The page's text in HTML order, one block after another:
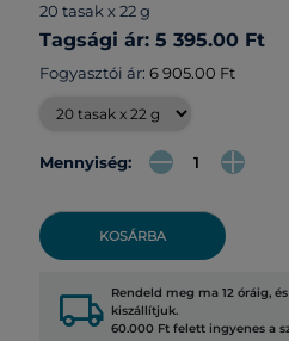
20 tasak x 22 g
Tagsági ár: 5 395.00 Ft
Fogyasztói ár: 6 905.00 Ft
Mennyiség:
KOSÁRBA
local_shipping Rendeld meg ma 12 óráig,
kiszállítjuk.
60.000 Ft felett ingyenes a